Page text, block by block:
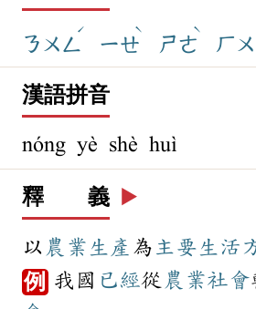
ㄋㄨㄥ
ˊ
ㄧㄝ
ˋ
ㄕㄜ
ˋ
ㄏ
漢語拼音
nóng yè shè huì
釋 義 ▶️
以 農業 生產 為 主要 生活
例 我國 已經從 農業社會